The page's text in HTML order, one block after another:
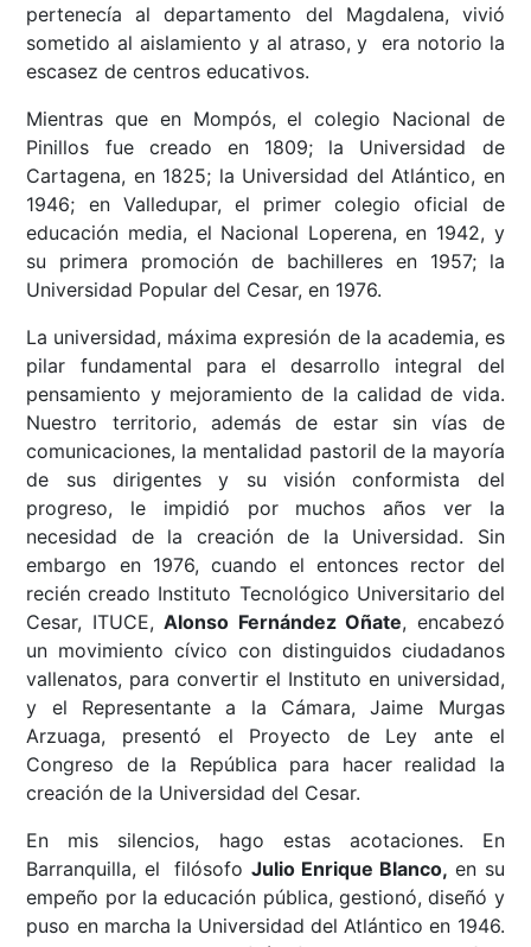
pertenecía al departamento del Magdalena, vivió
sometido al aislamiento y al atraso, y era notorio la
escasez de centros educativos.
Mientras que en Mompós, el colegio Nacional de
Pinillos fue creado en 1809; la Universidad de
Cartagena, en 1825; la Universidad del Atlántico, en
1946; en Valledupar, el primer colegio oficial de
educación media, el Nacional Loperena, en 1942, y
su primera promoción de bachilleres en 1957; la
Universidad Popular del Cesar, en 1976.
La universidad, máxima expresión de la academia, es
pilar fundamental para el desarrollo integral del
pensamiento y mejoramiento de la calidad de vida.
Nuestro territorio, además de estar sin vías de
comunicaciones, la mentalidad pastoril de la mayoría
de sus dirigentes y su visión conformista del
progreso, le impidió por muchos años ver la
necesidad de la creación de la Universidad. Sin
embargo en 1976, cuando el entonces rector del
recién creado Instituto Tecnológico Universitario del
Cesar, ITUCE,Alonso Fernández Oñate, encabezó
un movimiento cívico con distinguidos ciudadanos
vallenatos, para convertir el Instituto en universidad,
y el Representante a la Cámara, Jaime Murgas
Arzuaga, presentó el Proyecto de Ley ante el
Congreso de la República para hacer realidad la
creación de la Universidad del Cesar.
En mis silencios, hago estas acotaciones. En
Barranquilla, el filósofo Julio Enrique Blanco, en su
empeño por la educación pública, gestionó, diseñó y
puso en marcha la Universidad del Atlántico en 1946.